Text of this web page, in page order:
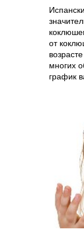
от
многих
график